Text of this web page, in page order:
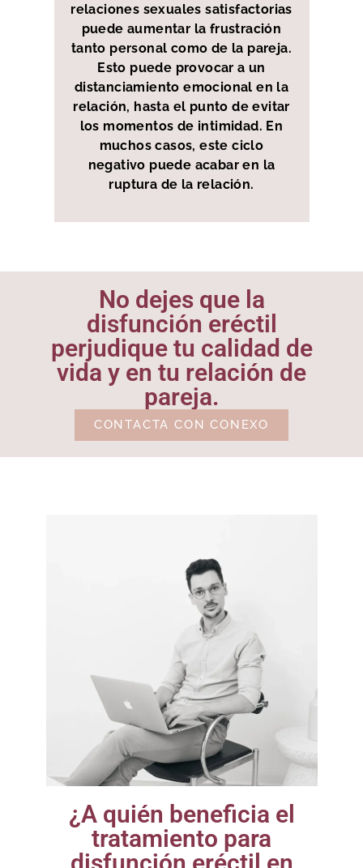
relaciones sexuales satisfactorias
puede aumentar la frustración
tanto personal como de la pareja.
Esto puede provocar a un
distanciamiento emocional en la
relación, hasta el punto de evitar
los momentos de intimidad. En
muchos casos, este ciclo
negativo puede acabar en la
ruptura de la relación.
No dejes que la
disfunción eréctil
perjudique tu calidad de
vida y en tu relación de
pareja.
CONTACTA CON CONEXO
¿A quién beneficia el
tratamiento para